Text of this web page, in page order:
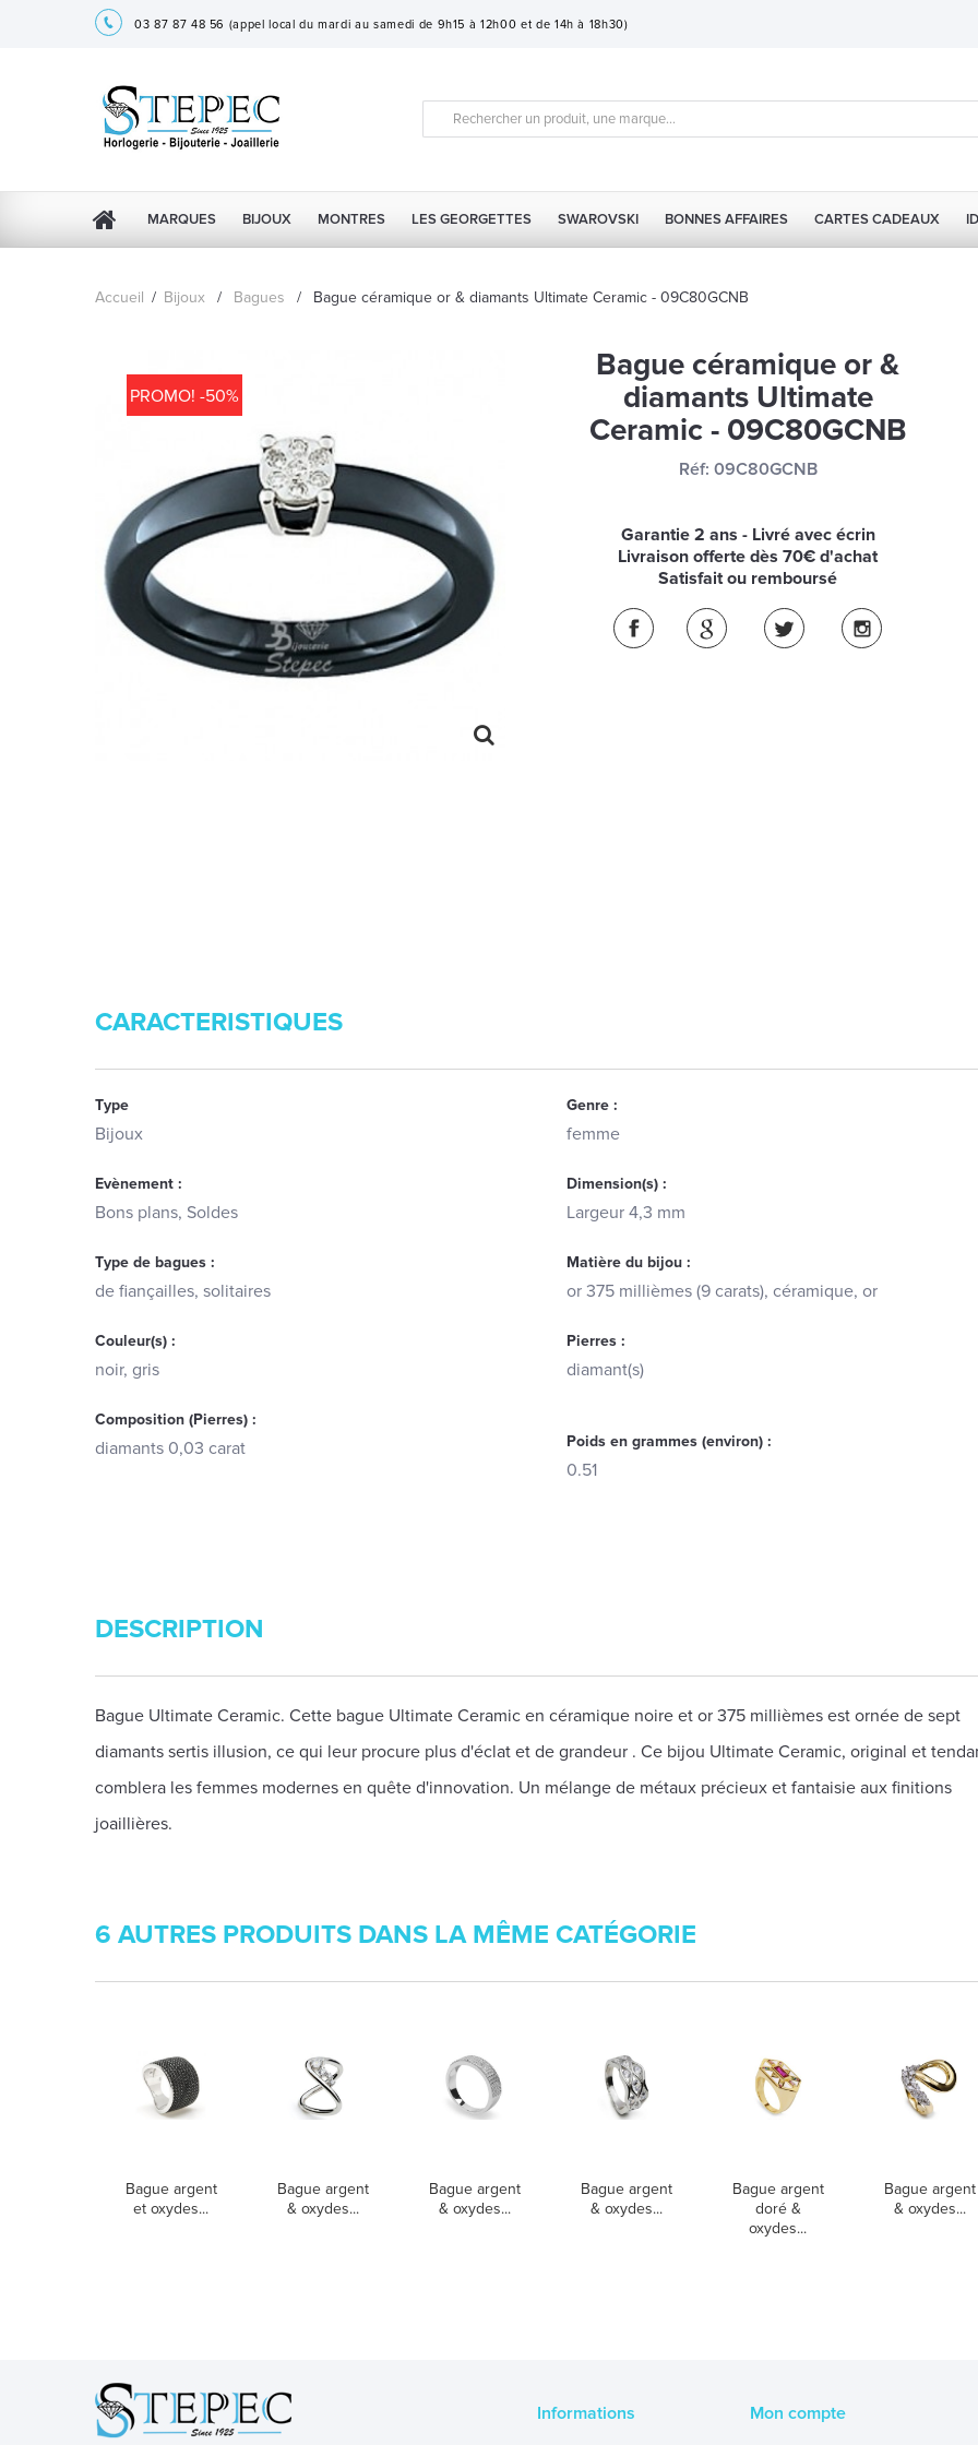
03 87 87 48 56 (appel local du mardi au samedi de 9h15 à 12h00 et de 14h à 18h30)
MARQUES BIJOUX MONTRES LES GEORGETTES SWAROVSKI BONNES AFFAIRES CARTES CADEAUX
Accueil / Bijoux / Bagues / Bague céramique or & diamants Ultimate Ceramic - 09C80GCNB
PROMO! -50%
Bague céramique or &
diamants Ultimate
Ceramic - 09C80GCNB
Réf: 09C80GCNB
Garantie 2 ans - Livré avec écrin
Livraison offerte dès 70€ d'achat
Satisfait ou remboursé
CARACTERISTIQUES
Type
Bijoux
Genre :
femme
Evènement :
Bons plans, Soldes
Dimension(s) :
Largeur 4,3 mm
Type de bagues :
de fiançailles, solitaires
Matière du bijou :
or 375 millièmes (9 carats), céramique, or
Couleur(s) :
noir, gris
Pierres :
diamant(s)
Composition (Pierres) :
diamants 0,03 carat Poids en grammes (environ) :
0.51
DESCRIPTION
Bague Ultimate Ceramic. Cette bague Ultimate Ceramic en céramique noire et or 375 millièmes est ornée de sept
diamants sertis illusion, ce qui leur procure plus d'éclat et de grandeur . Ce bijou Ultimate Ceramic, original et
comblera les femmes modernes en quête d'innovation. Un mélange de métaux précieux et fantaisie aux finitions
joaillières.
6 AUTRES PRODUITS DANS LA MÊME CATÉGORIE
Bague argent
et oxydes...
Bague argent
& oxydes...
Bague argent
& oxydes...
Bague argent
& oxydes...
Bague argent
doré &
oxydes...
Bague argent
& oxydes...
Informations Mon compte